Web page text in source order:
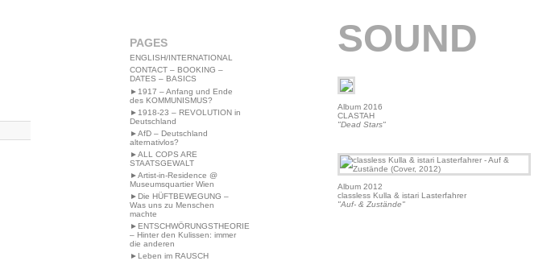
PAGES
ENGLISH/INTERNATIONAL
CONTACT – BOOKING –
DATES – BASICS
►1917 – Anfang und Ende
des KOMMUNISMUS?
►1918-23 – REVOLUTION in
Deutschland
►AfD – Deutschland
alternativlos?
►ALL COPS ARE
STAATSGEWALT
►Artist-in-Residence @
Museumsquartier Wien
►Die HÜFTBEWEGUNG –
Was uns zu Menschen
machte
►ENTSCHWÖRUNGSTHEORIE
– Hinter den Kulissen: immer
die anderen
►Leben im RAUSCH
SOUND
Album 2016
CLASTAH
"Dead Stars"
Album 2012
classless Kulla & istari Lasterfahrer
"Auf- & Zustände"